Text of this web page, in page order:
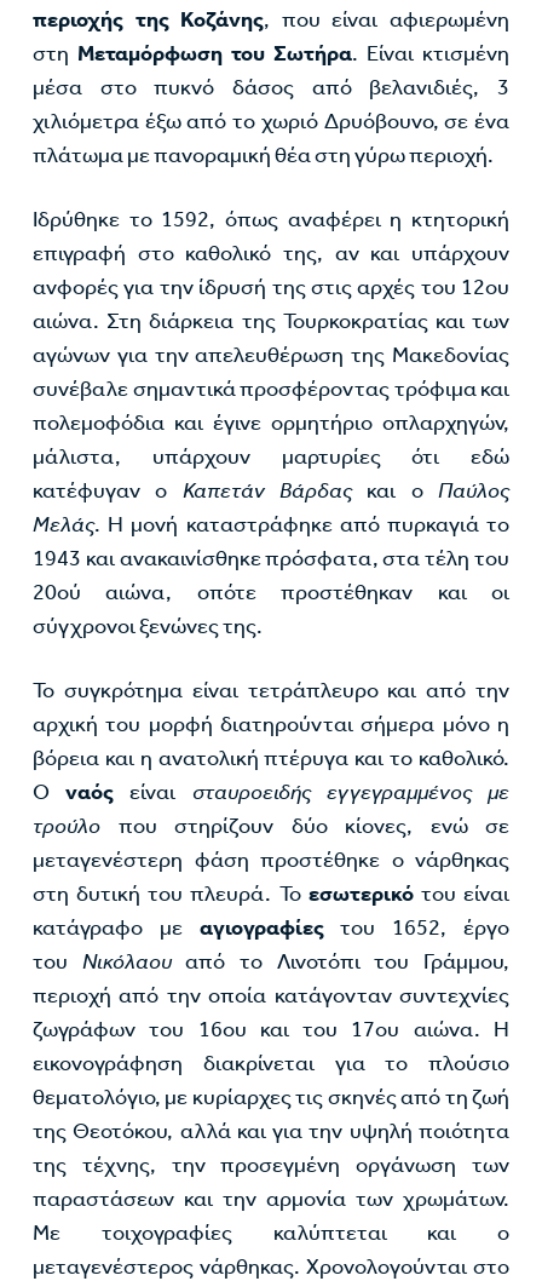
περιοχής της Κοζάνης, που είναι αφιερωμένη
στη Μεταμόρφωση του Σωτήρα. Είναι κτισμένη
μέσα στο πυκνό δάσος από βελανιδιές, 3
χιλιόμετρα έξω από το χωριό Δρυόβουνο, σε ένα
πλάτωμα με πανοραμική θέα στη γύρω περιοχή.
Ιδρύθηκε το 1592, όπως αναφέρει η κτητορική
επιγραφή στο καθολικό της, αν και υπάρχουν
ανφορές για την ίδρυσή της στις αρχές του 12ου
αιώνα. Στη διάρκεια της Τουρκοκρατίας και των
αγώνων για την απελευθέρωση της Μακεδονίας
συνέβαλε σημαντικά προσφέροντας τρόφιμα και
πολεμοφόδια και έγινε ορμητήριο οπλαρχηγών,
μάλιστα, υπάρχουν μαρτυρίες ότι εδώ
κατέφυγαν ο Καπετάν Βάρδαςκαι οΠαύλος
Μελάς. Η μονή καταστράφηκε από πυρκαγιά το
1943 και ανακαινίσθηκε πρόσφατα, στα τέλη του
20ού αιώνα, οπότε προστέθηκαν και οι
σύγχρονοι ξενώνες της.
Το συγκρότημα είναι τετράπλευρο και από την
αρχική του μορφή διατηρούνται σήμερα μόνο η
βόρεια και η ανατολική πτέρυγα και το καθολικό.
Οναός είναι σταυροειδής εγγεγραμμένος με
τρούλο που στηρίζουν δύο κίονες, ενώ σε
μεταγενέστερη φάση προστέθηκε ο νάρθηκας
στη δυτική του πλευρά. Το εσωτερικό του είναι
κατάγραφο με αγιογραφίεςτου 1652, έργο
του Νικόλαουαπό το Λινοτόπι του Γράμμου,
περιοχή από την οποία κατάγονταν συντεχνίες
ζωγράφων του 16ου και του 17ου αιώνα. Η
εικονογράφηση διακρίνεται για το πλούσιο
θεματολόγιο, με κυρίαρχες τις σκηνές από τη ζωή
της Θεοτόκου, αλλά και για την υψηλή ποιότητα
της τέχνης, την προσεγμένη οργάνωση των
παραστάσεων και την αρμονία των χρωμάτων.
Με τοιχογραφίες καλύπτεται και ο
μεταγενέστερος νάρθηκας. Χρονολογούνται στο